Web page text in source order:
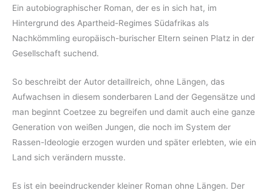
Ein autobiographischer Roman, der es in sich hat, im
Hintergrund des Apartheid-Regimes Südafrikas als
Nachkömmling europäisch-burischer Eltern seinen Platz in der
Gesellschaft suchend.
So beschreibt der Autor detaillreich, ohne Längen, das
Aufwachsen in diesem sonderbaren Land der Gegensätze und
man beginnt Coetzee zu begreifen und damit auch eine ganze
Generation von weißen Jungen, die noch im System der
Rassen-Ideologie erzogen wurden und später erlebten, wie ein
Land sich verändern musste.
Es ist ein beeindruckender kleiner Roman ohne Längen. Der